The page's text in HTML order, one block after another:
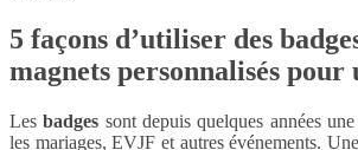
5 façons d’utiliser des
magnets personnalisés pour
Les badges sont depuis quelques années
les mariages, EVJF et autres événements.